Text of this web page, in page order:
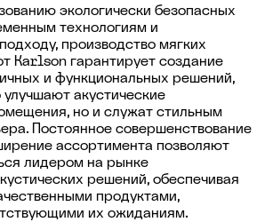
экологически безопасных
технологиям и
производство мягких
Karlson гарантирует создание
и функциональных решений,
акустические
но и служат стильным
Постоянное совершенствование
ассортимента позволяют
лидером на рынке
решений, обеспечивая
продуктами,
их ожиданиям.
:Урны для мусора — стильные, прочные и удобные, чтобы сделать сортировку отходов проще и привлекательнее в любом пространстве.